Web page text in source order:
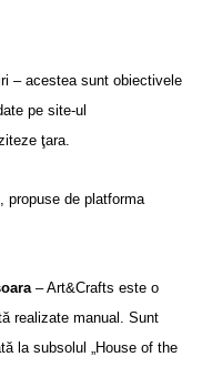
– acestea sunt obiectivele
pe site-ul
ţara.
propuse de platforma
– Art&Crafts este o
realizate manual. Sunt
la subsolul „House of the